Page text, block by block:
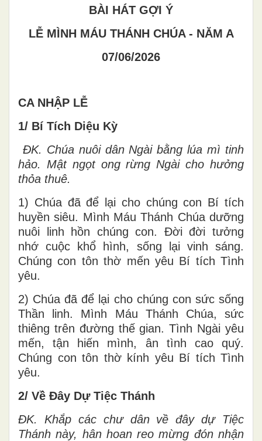
BÀI HÁT GỢI Ý
LỄ MÌNH MÁU THÁNH CHÚA - NĂM A
07/06/2026
CA NHẬP LỄ
1/ Bí Tích Diệu Kỳ
ĐK. Chúa nuôi dân Ngài bằng lúa mì tinh
hảo. Mật ngọt ong rừng Ngài cho hưởng
thỏa thuê.
1) Chúa đã để lại cho chúng con Bí tích
huyền siêu. Mình Máu Thánh Chúa dưỡng
nuôi linh hồn chúng con. Đời đời tưởng
nhớ cuộc khổ hình, sống lại vinh sáng.
Chúng con tôn thờ mến yêu Bí tích Tình
yêu.
2) Chúa đã để lại cho chúng con sức sống
Thần linh. Mình Máu Thánh Chúa, sức
thiêng trên đường thế gian. Tình Ngài yêu
mến, tận hiến mình, ân tình cao quý.
Chúng con tôn thờ kính yêu Bí tích Tình
yêu.
2/ Về Đây Dự Tiệc Thánh
ĐK.
Khắp các chư dân về đây dự Tiệc
Thánh này, hân hoan reo mừng đón nhận